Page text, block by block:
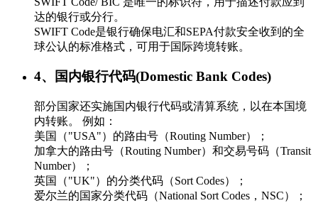
达的银行或分行。
SWIFT Code是银行确保电汇和SEPA付款安全收到的全
球公认的标准格式，可用于国际跨境转账。
4、国内银行代码(Domestic Bank Codes)
部分国家还实施国内银行代码或清算系统，以在本国境
内转账。 例如：
美国（"USA"）的路由号（Routing Number）；
加拿大的路由号（Routing Number）和交易号码（Transit
Number）；
英国（"UK"）的分类代码（Sort Codes）；
爱尔兰的国家分类代码（National Sort Codes，NSC）；